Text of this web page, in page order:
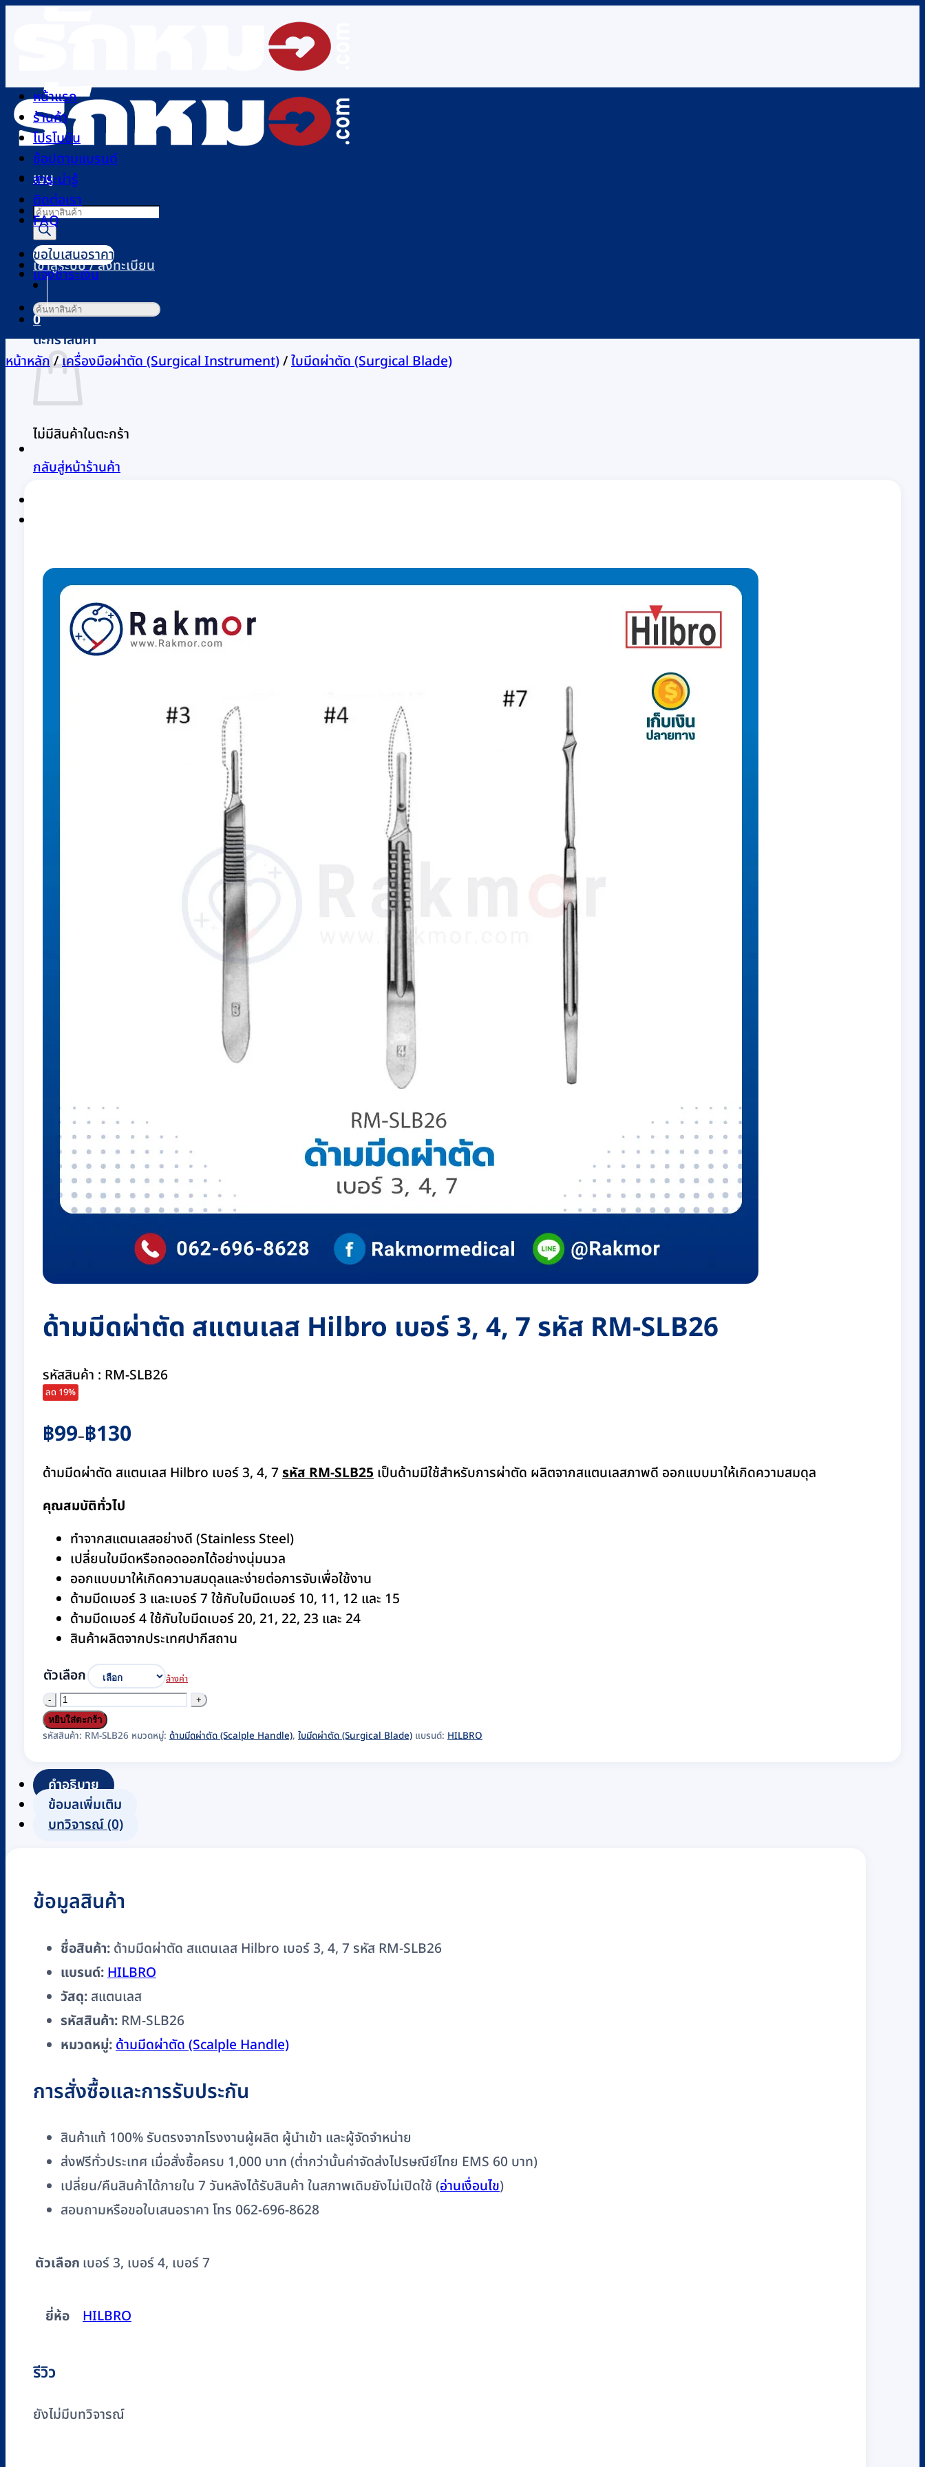
เมนู
Products
search
เข้าสู่ระบบ / ลงทะเบียน
0
ตะกร้าสินค้า
ไม่มีสินค้าในตะกร้า
กลับสู่หน้าร้านค้า
หน้าแรก
ร้านค้า
โปรโมชัน
ช้อปตามแบรนด์
สาระน่ารู้
ติดต่อเรา
FAQ
ขอใบเสนอราคา
แจ้งชำระเงิน
ค้นหา:
หน้าหลัก/เครื่องมือผ่าตัด (Surgical Instrument)/ใบมีดผ่าตัด (Surgical Blade)
ด้ามมีดผ่าตัด สแตนเลส Hilbro เบอร์ 3, 4, 7 รหัส RM-SLB26
รหัสสินค้า : RM-SLB26
ลด 19%
฿99–฿130
Price
range:
฿99
฿130
ด้ามมีดผ่าตัด สแตนเลส Hilbro เบอร์ 3, 4, 7รหัส RM-SLB25 เป็นด้ามมีใช้สำหรับการผ่าตัด ผลิตจากสแตนเลสภาพดี ออกแบบมาให้เกิดความสมดุล
คุณสมบัติทั่วไป
ทำจากสแตนเลสอย่างดี (Stainless Steel)
เปลี่ยนใบมีดหรือถอดออกได้อย่างนุ่มนวล
ออกแบบมาให้เกิดความสมดุลและง่ายต่อการจับเพื่อใช้งาน
ด้ามมีดเบอร์ 3 และเบอร์ 7 ใช้กับใบมีดเบอร์ 10, 11, 12 และ 15
ด้ามมีดเบอร์ 4 ใช้กับใบมีดเบอร์ 20, 21, 22, 23 และ 24
สินค้าผลิตจากประเทศปากีสถาน
ตัวเลือก
ล้างค่า
จำนวน
ด้าม
มีด
ส
แตน
เลส
4,
7
รหัส
RM-
SLB26
ชิ้น
หยิบใส่ตะกร้า
รหัสสินค้า: RM-SLB26 หมวดหมู่: ด้ามมีดผ่าตัด (Scalple Handle), ใบมีดผ่าตัด (Surgical Blade) แบรนด์: HILBRO
คำอธิบาย
ข้อมูลเพิ่มเติม
บทวิจารณ์ (0)
ข้อมูลสินค้า
ชื่อสินค้า: ด้ามมีดผ่าตัด สแตนเลส Hilbro เบอร์ 3, 4, 7 รหัส RM-SLB26
แบรนด์:HILBRO
วัสดุ: สแตนเลส
รหัสสินค้า: RM-SLB26
หมวดหมู่:ด้ามมีดผ่าตัด (Scalple Handle)
การสั่งซื้อและการรับประกัน
สินค้าแท้ 100% รับตรงจากโรงงานผู้ผลิต ผู้นำเข้า และผู้จัดจำหน่าย
ส่งฟรีทั่วประเทศ เมื่อสั่งซื้อครบ 1,000 บาท (ต่ำกว่านั้นค่าจัดส่งไปรษณีย์ไทย EMS 60 บาท)
เปลี่ยน/คืนสินค้าได้ภายใน 7 วันหลังได้รับสินค้า ในสภาพเดิมยังไม่เปิดใช้ (อ่านเงื่อนไข)
สอบถามหรือขอใบเสนอราคา โทร 062-696-8628
ตัวเลือก เบอร์ 3, เบอร์ 4, เบอร์ 7
ยี่ห้อ HILBRO
รีวิว
ยังไม่มีบทวิจารณ์